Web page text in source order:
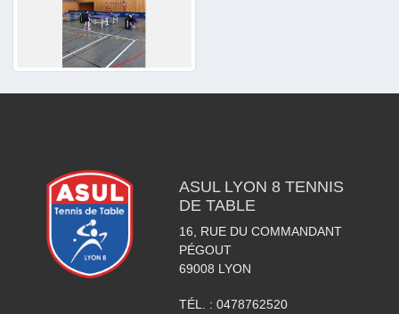
ASUL LYON 8 TENNIS
DE TABLE
16, RUE DU COMMANDANT
PÉGOUT
69008 LYON
TÉL. : 0478762520